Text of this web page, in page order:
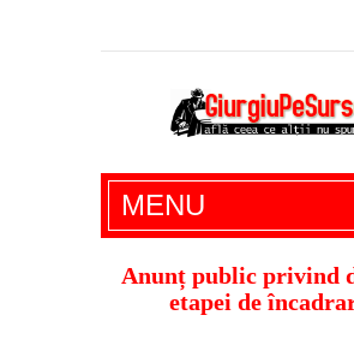
Giurgiu Pe Surse –
administratie giurgiu,
economic, editoriale
soc, cancan,
MENU
Anunț public privind
etapei de